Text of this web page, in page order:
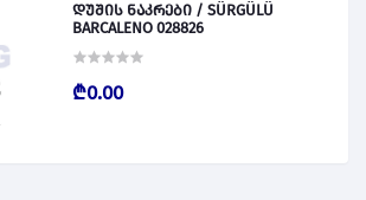
დუშის ნაკრები / SÜRGÜLÜ
BARCALENO 028826
₾0.00